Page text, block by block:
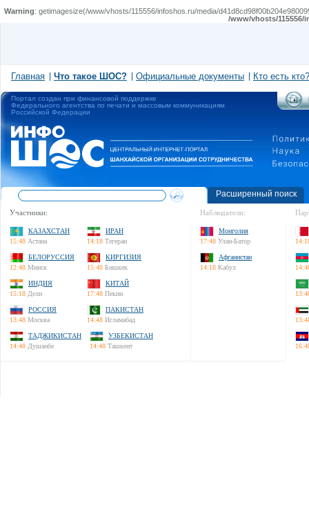
Warning: getimagesize(/www/vhosts/115556/infoshos.ru/media/
/www/vhosts/
Главная Что такое ШОС? Официальные документы Кто есть кто?
Портал создан при финансовой поддержке
Федерального агентства по печати и массовым коммуникациям
Российской Федерации
Расширенный поиск
Участники:
КАЗАХСТАН
15:48 Астана
ИРАН
14:18 Тегеран
БЕЛОРУССИЯ
12:48 Минск
КИРГИЗИЯ
15:48 Бишкек
ИНДИЯ
15:18 Дели
КИТАЙ
17:48 Пекин
РОССИЯ
13:48 Москва
ПАКИСТАН
14:48 Исламабад
ТАДЖИКИСТАН
14:48 Душанбе
УЗБЕКИСТАН
14:48 Ташкент
Наблюдатели:
Монголия
17:48 Улан-Батор
Афганистан
14:18 Кабул